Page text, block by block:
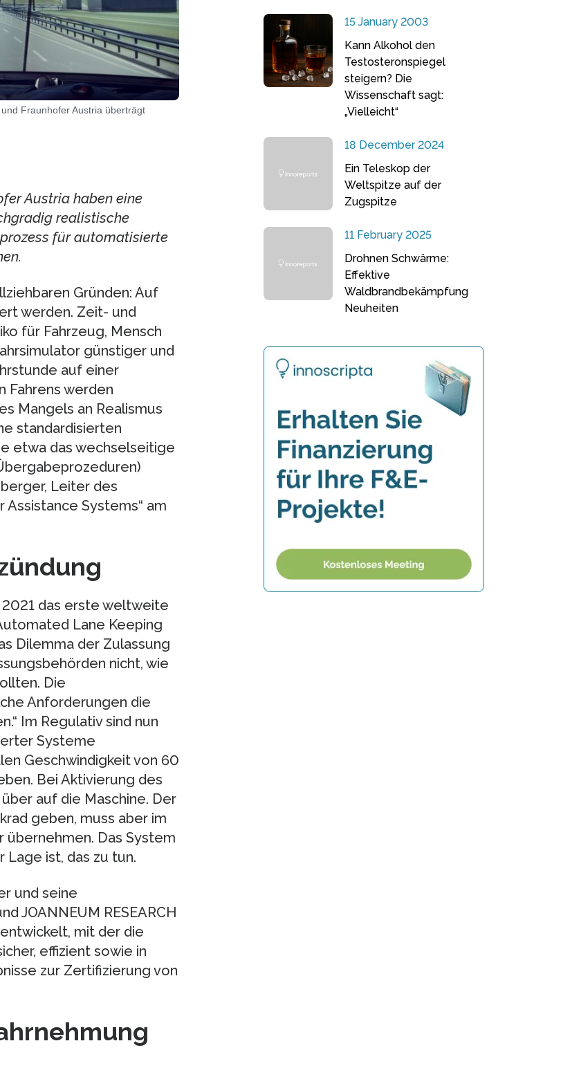
Fraunhofer Austria überträgt
Austria haben eine
realistische
für automatisierte
Gründen: Auf
werden. Zeit- und
für Fahrzeug, Mensch
günstiger und
auf einer
Fahrens werden
Mangels an Realismus
standardisierten
etwa das wechselseitige
Leiter des
Systems“ am
2021 das erste weltweite
Lane Keeping
Dilemma der Zulassung
nicht, wie
Die
Anforderungen die
Im Regulativ sind nun
Systeme
Geschwindigkeit von 60
Bei Aktivierung des
auf die Maschine. Der
geben, muss aber im
übernehmen. Das System
Lage ist, das zu tun.
und seine
JOANNEUM RESEARCH
mit der die
effizient sowie in
zur Zertifizierung von
15 January 2003
Kann Alkohol den
Testosteronspiegel
steigern? Die
Wissenschaft sagt:
„Vielleicht“
18 December 2024
Ein Teleskop der
Weltspitze auf der
Zugspitze
11 February 2025
Drohnen Schwärme:
Effektive
Waldbrandbekämpfung
Neuheiten